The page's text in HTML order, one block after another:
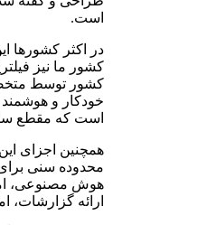
است.
در اکثر کشورها
کشور ما نیز
کشور توسط
خودکار و هوشمند
است که مقطع
همچنین اجزای
محدوده سنی برای
هوش مصنوعی،
ارائه گزارشات،